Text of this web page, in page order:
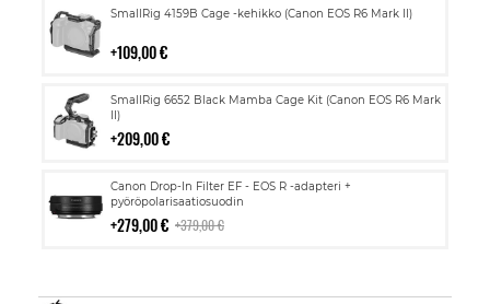
SmallRig 4159B Cage -kehikko (Canon EOS R6 Mark II)
109,00 €
Lisää
SmallRig 6652 Black Mamba Cage Kit (Canon EOS R6 Mark
II)
209,00 €
Lisää
ostoskoriin
Canon Drop-In Filter EF - EOS R -adapteri +
pyöröpolarisaatiosuodin
279,00 € 379,00 €
Lisää
ostoskoriin